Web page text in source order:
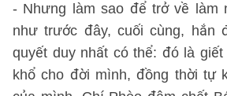
- Nhưng làm sao để trở về làm
như trước đây, cuối cùng, hắn
quyết duy nhất có thể: đó là
khổ cho đời mình, đồng thời tự